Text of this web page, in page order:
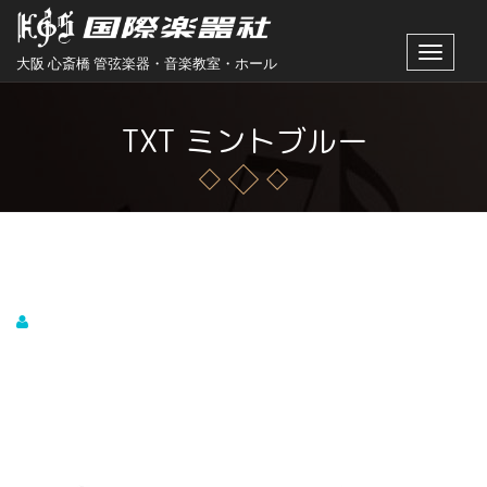
大阪 心斎橋 管弦楽器・音楽教室・ホール
Toggle
TXT ミントブルー